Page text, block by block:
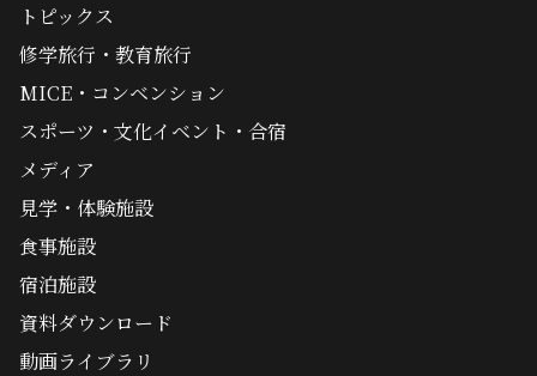
トピックス
修学旅行・教育旅行
MICE・コンベンション
スポーツ・文化イベント・合宿
メディア
見学・体験施設
食事施設
宿泊施設
資料ダウンロード
動画ライブラリ